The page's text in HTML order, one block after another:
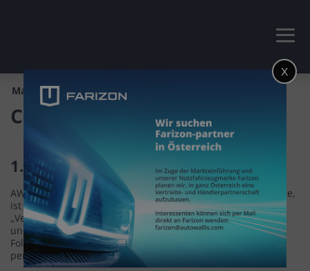
Main page Cookie Managementpolitik
Cookie Managementpolitik
1. Einleitung
AW FRZ Distribution Ltd., ein Mitglied der AutoWallis Gruppe,
ist als Datenverantwortlicher (im Folgenden:
„Verantwortlicher”) verpflichtet, die Rechte seiner Kunden
und aller Personen, die mit ihm in Kontakt stehen (im
Folgenden: „betroffene Person”), in Bezug auf
personenbezogene Daten zu wahren und zu schützen.
x